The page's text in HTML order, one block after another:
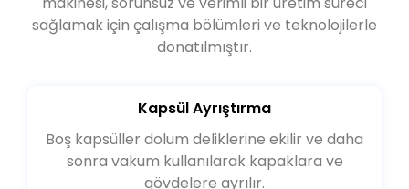
sağlamak için çalışma bölümleri ve teknolojilerle
donatılmıştır.
Kapsül Ayrıştırma
Boş kapsüller dolum deliklerine ekilir ve daha
sonra vakum kullanılarak kapaklara ve
gövdelere ayrılır.